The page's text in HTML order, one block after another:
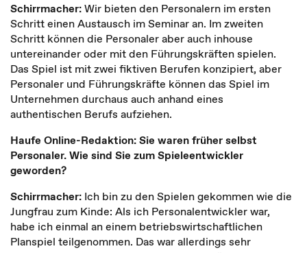
Schirrmacher:Wir bieten den Personalern im ersten
Schritt einen Austausch im Seminar an. Im zweiten
Schritt können die Personaler aber auch inhouse
untereinander oder mit den Führungskräften spielen.
Das Spiel ist mit zwei fiktiven Berufen konzipiert, aber
Personaler und Führungskräfte können das Spiel im
Unternehmen durchaus auch anhand eines
authentischen Berufs aufziehen.
Haufe Online-Redaktion: Sie waren früher selbst
Personaler. Wie sind Sie zum Spieleentwickler
geworden?
Schirrmacher: Ich bin zu den Spielen gekommen wie die
Jungfrau zum Kinde: Als ich Personalentwickler war,
habe ich einmal an einem betriebswirtschaftlichen
Planspiel teilgenommen. Das war allerdings sehr